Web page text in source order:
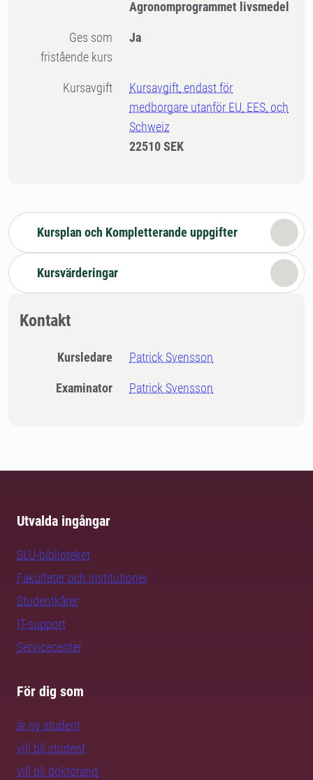
Agronomprogrammet livsmedel
Ges som
fristående kurs
Ja
Kursavgift
Kursavgift, endast för
medborgare utanför EU, EES, och
Schweiz
22510 SEK
Kursplan och Kompletterande uppgifter
Kursvärderingar
Kontakt
Kursledare Patrick Svensson
Examinator Patrick Svensson
Utvalda ingångar
SLU-biblioteket
Fakulteter och institutioner
Studentkårer
IT-support
Servicecenter
För dig som
är ny student
vill bli student
vill bli doktorand